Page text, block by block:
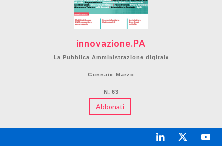
innovazione.PA
La Pubblica Amministrazione digitale
Gennaio-Marzo
N. 63
Abbonati